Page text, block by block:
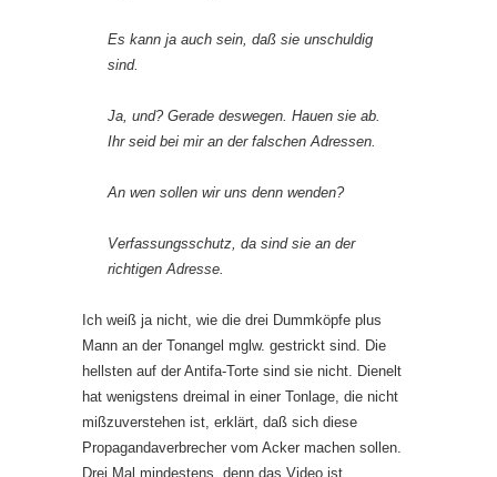
Es kann ja auch sein, daß sie unschuldig
sind.
Ja, und? Gerade deswegen. Hauen sie ab.
Ihr seid bei mir an der falschen Adressen.
An wen sollen wir uns denn wenden?
Verfassungsschutz, da sind sie an der
richtigen Adresse.
Ich weiß ja nicht, wie die drei Dummköpfe plus
Mann an der Tonangel mglw. gestrickt sind. Die
hellsten auf der Antifa-Torte sind sie nicht. Dienelt
hat wenigstens dreimal in einer Tonlage, die nicht
mißzuverstehen ist, erklärt, daß sich diese
Propagandaverbrecher vom Acker machen sollen.
Drei Mal mindestens, denn das Video ist